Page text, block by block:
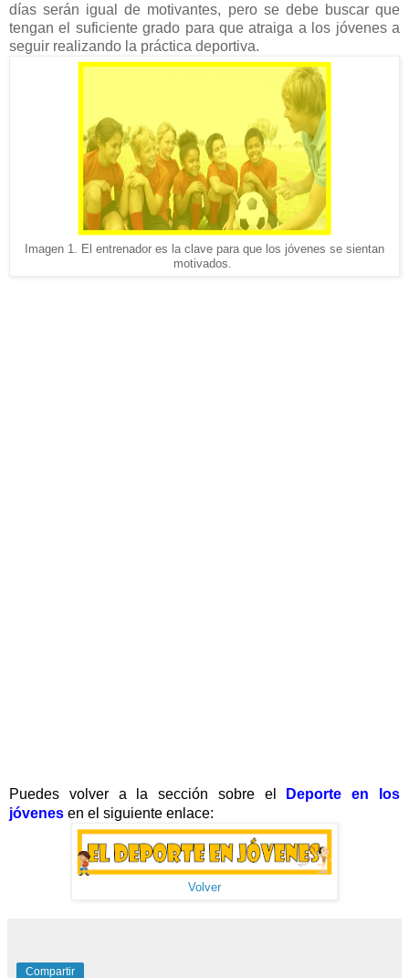
días serán igual de motivantes, pero se debe buscar que
tengan el suficiente grado para que atraiga a los jóvenes a
seguir realizando la práctica deportiva.
Imagen 1. El entrenador es la clave para que los jóvenes se sientan
motivados.
Puedes volver a la sección sobre el
Deporte en los
jóvenes en el siguiente enlace:
Volver
Compartir